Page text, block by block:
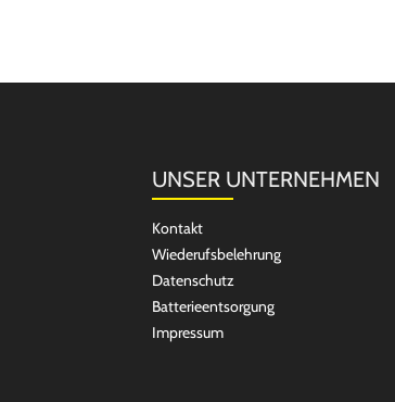
UNSER UNTERNEHMEN
Kontakt
Wiederufsbelehrung
Datenschutz
Batterieentsorgung
Impressum